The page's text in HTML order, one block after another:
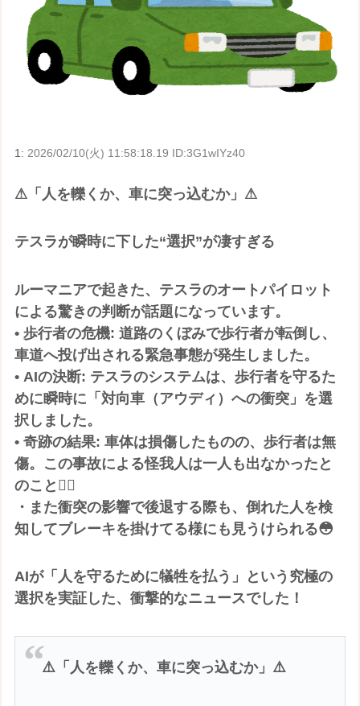
1: 2026/02/10(火) 11:58:18.19 ID:3G1wIYz40
⚠「人を轢くか、車に突っ込むか」⚠
テスラが瞬時に下した“選択”が凄すぎる
ルーマニアで起きた、テスラのオートパイロット
による驚きの判断が話題になっています。
• 歩行者の危機: 道路のくぼみで歩行者が転倒し、
車道へ投げ出される緊急事態が発生しました。
• AIの決断: テスラのシステムは、歩行者を守るた
めに瞬時に「対向車（アウディ）への衝突」を選
択しました。
• 奇跡の結果: 車体は損傷したものの、歩行者は無
傷。この事故による怪我人は一人も出なかったと
のこと😮‍💨
・また衝突の影響で後退する際も、倒れた人を検
知してブレーキを掛けてる様にも見うけられる😳
AIが「人を守るために犠牲を払う」という究極の
選択を実証した、衝撃的なニュースでした！
⚠️「人を轢くか、車に突っ込むか」⚠️